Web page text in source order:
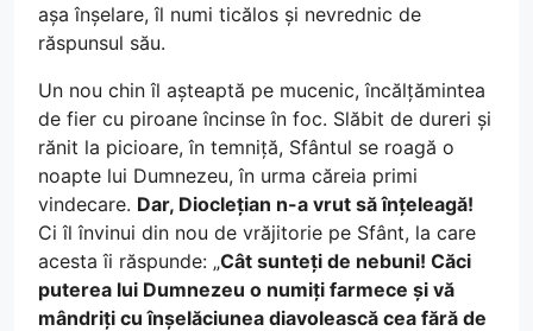
așa înșelare, îl numi ticălos și nevrednic de
răspunsul său.
Un nou chin îl așteaptă pe mucenic, încălțămintea
de fier cu piroane încinse în foc. Slăbit de dureri și
rănit la picioare, în temniță, Sfântul se roagă o
noapte lui Dumnezeu, în urma căreia primi
vindecare. Dar, Dioclețian n-a vrut să înțeleagă!
Ci îl învinui din nou de vrăjitorie pe Sfânt, la care
acesta îi răspunde: „Cât sunteți de nebuni! Căci
puterea lui Dumnezeu o numiți farmece și vă
mândriți cu înșelăciunea diavolească cea fără de